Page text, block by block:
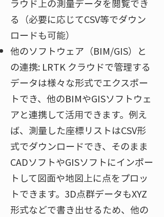
ラウド上の測量データを閲覧でき
る（必要に応じてCSV等でダウン
ロードも可能）
他のソフトウェア（BIM/GIS）と
の連携: LRTK クラウドで管理する
データは様々な形式でエクスポー
トでき、他のBIMやGISソフトウェ
アと連携して活用できます。例え
ば、測量した座標リストはCSV形
式でダウンロードでき、そのまま
CADソフトやGISソフトにインポー
トして図面や地図上に点をプロッ
トできます​。3D点群データもXYZ
形式などで書き出せるため、他の